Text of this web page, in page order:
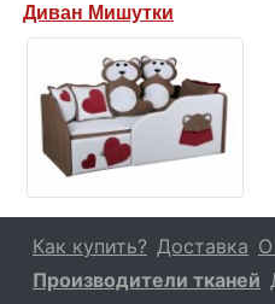
Диван Мишутки
Как купить? Доставка О
Производители тканей